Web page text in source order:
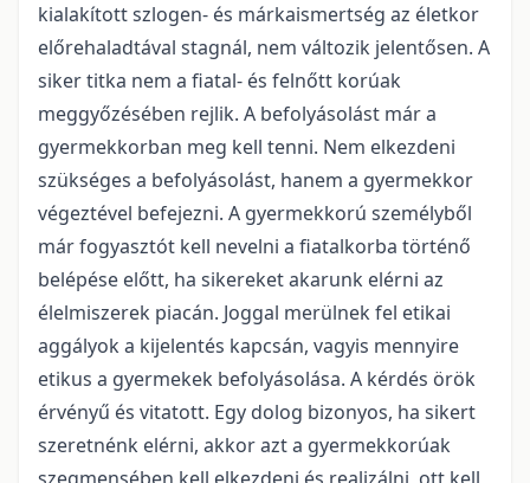
kialakított szlogen- és márkaismertség az életkor
előrehaladtával stagnál, nem változik jelentősen. A
siker titka nem a fiatal- és felnőtt korúak
meggyőzésében rejlik. A befolyásolást már a
gyermekkorban meg kell tenni. Nem elkezdeni
szükséges a befolyásolást, hanem a gyermekkor
végeztével befejezni. A gyermekkorú személyből
már fogyasztót kell nevelni a fiatalkorba történő
belépése előtt, ha sikereket akarunk elérni az
élelmiszerek piacán. Joggal merülnek fel etikai
aggályok a kijelentés kapcsán, vagyis mennyire
etikus a gyermekek befolyásolása. A kérdés örök
érvényű és vitatott. Egy dolog bizonyos, ha sikert
szeretnénk elérni, akkor azt a gyermekkorúak